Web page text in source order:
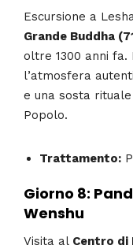
Escursione a
Grande Buddha
oltre 1300 anni fa.
l’atmosfera
e una sosta rituale
Popolo.
Trattamento:
Giorno 8:
Wenshu
Visita al Centro di